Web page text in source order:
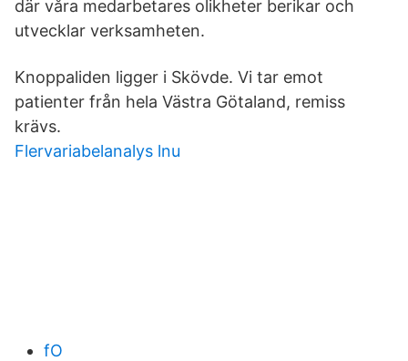
där våra medarbetares olikheter berikar och
utvecklar verksamheten.
Knoppaliden ligger i Skövde. Vi tar emot
patienter från hela Västra Götaland, remiss
krävs.
Flervariabelanalys lnu
fO